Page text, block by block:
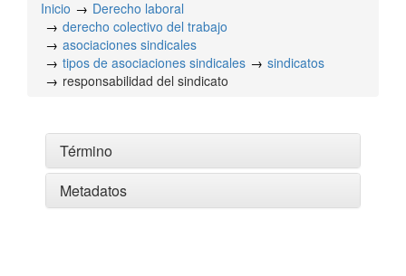
Inicio
Derecho laboral
derecho colectivo del trabajo
asociaciones sindicales
tipos de asociaciones sindicales
sindicatos
responsabilidad del sindicato
Término
Metadatos